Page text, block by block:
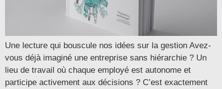
Une lecture qui bouscule nos idées sur la gestion Avez-
vous déjà imaginé une entreprise sans hiérarchie ? Un
lieu de travail où chaque employé est autonome et
participe activement aux décisions ? C’est exactement